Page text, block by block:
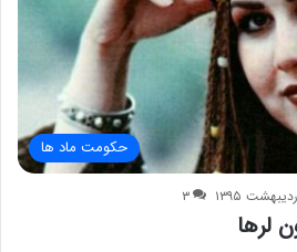
حکومت ماد ها
۳
لرها